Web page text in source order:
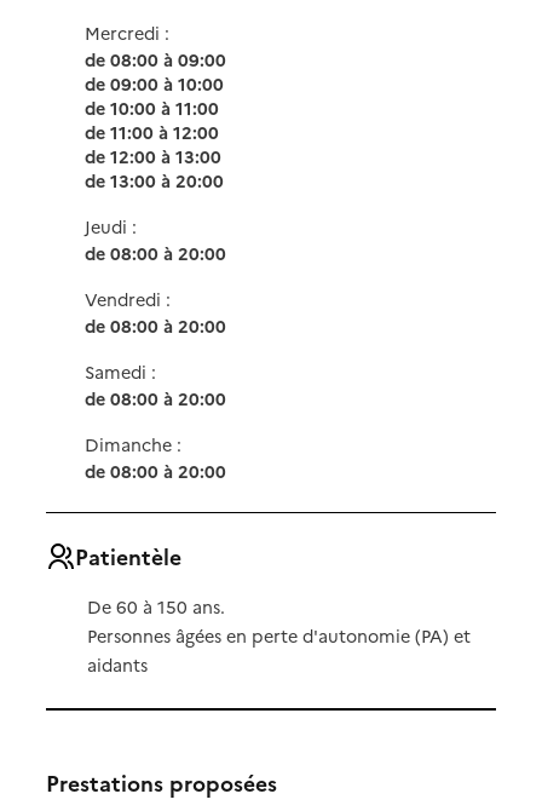
Mercredi :
de 08:00 à 09:00
de 09:00 à 10:00
de 10:00 à 11:00
de 11:00 à 12:00
de 12:00 à 13:00
de 13:00 à 20:00
Jeudi :
de 08:00 à 20:00
Vendredi :
de 08:00 à 20:00
Samedi :
de 08:00 à 20:00
Dimanche :
de 08:00 à 20:00
Patientèle
De 60 à 150 ans.
Personnes âgées en perte d'autonomie (PA) et
aidants
Prestations proposées